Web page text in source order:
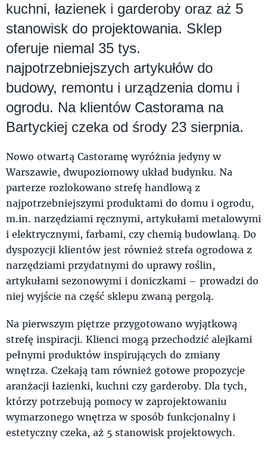
kuchni, łazienek i garderoby oraz aż 5
stanowisk do projektowania. Sklep
oferuje niemal 35 tys.
najpotrzebniejszych artykułów do
budowy, remontu i urządzenia domu i
ogrodu. Na klientów Castorama na
Bartyckiej czeka od środy 23 sierpnia.
Nowo otwartą Castoramę wyróżnia jedyny w
Warszawie, dwupoziomowy układ budynku. Na
parterze rozlokowano strefę handlową z
najpotrzebniejszymi produktami do domu i ogrodu,
m.in. narzędziami ręcznymi, artykułami metalowymi
i elektrycznymi, farbami, czy chemią budowlaną. Do
dyspozycji klientów jest również strefa ogrodowa z
narzędziami przydatnymi do uprawy roślin,
artykułami sezonowymi i doniczkami – prowadzi do
niej wyjście na część sklepu zwaną pergolą.
Na pierwszym piętrze przygotowano wyjątkową
strefę inspiracji. Klienci mogą przechodzić alejkami
pełnymi produktów inspirujących do zmiany
wnętrza. Czekają tam również gotowe propozycje
aranżacji łazienki, kuchni czy garderoby. Dla tych,
którzy potrzebują pomocy w zaprojektowaniu
wymarzonego wnętrza w sposób funkcjonalny i
estetyczny czeka, aż 5 stanowisk projektowych.